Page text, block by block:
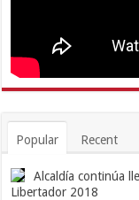
Popular Recent
Alcaldía continúa
Libertador 2018